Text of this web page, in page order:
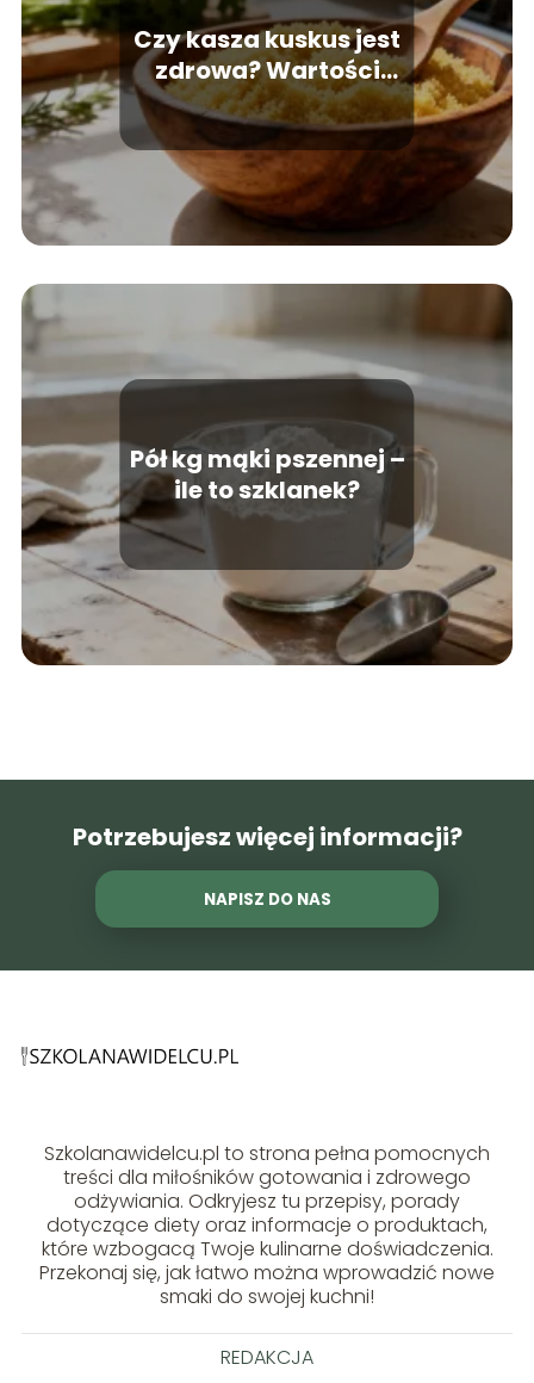
Czy kasza kuskus jest
zdrowa? Wartości
odżywcze i właściwości
Pół kg mąki pszennej –
ile to szklanek?
Potrzebujesz więcej informacji?
NAPISZ DO NAS
Szkolanawidelcu.pl to strona pełna pomocnych
treści dla miłośników gotowania i zdrowego
odżywiania. Odkryjesz tu przepisy, porady
dotyczące diety oraz informacje o produktach,
które wzbogacą Twoje kulinarne doświadczenia.
Przekonaj się, jak łatwo można wprowadzić nowe
smaki do swojej kuchni!
REDAKCJA